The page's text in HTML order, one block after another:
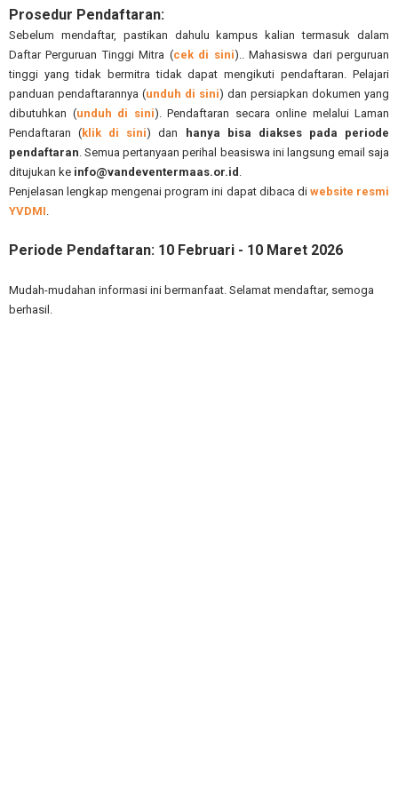
Prosedur Pendaftaran:
Sebelum mendaftar, pastikan dahulu kampus kalian termasuk dalam
Daftar Perguruan Tinggi Mitra (cek di sini).. Mahasiswa dari perguruan
tinggi yang tidak bermitra tidak dapat mengikuti pendaftaran. Pelajari
panduan pendaftarannya (unduh di sini) dan persiapkan dokumen yang
dibutuhkan (unduh di sini). Pendaftaran secara online melalui Laman
Pendaftaran (klik di sini) dan
hanya bisa diakses pada periode
pendaftaran. Semua pertanyaan perihal beasiswa ini langsung email saja
ditujukan ke info@vandeventermaas.or.id .
Penjelasan lengkap mengenai program ini dapat dibaca di website resmi
YVDMI.
Periode Pendaftaran: 10 Februari - 10 Maret 2026
Mudah-mudahan informasi ini bermanfaat. Selamat mendaftar, semoga
berhasil.